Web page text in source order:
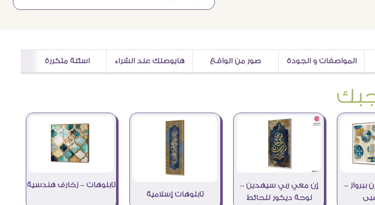
المواصفات و الجودة صور من الواقع هايوصلك عند الشراء اسئلة متكررة
ببرواز –
إن معي ربي سيهدين –
لوحة ديكور للحائط
تابلوهات إسلامية
تابلوهات – زخارف هندسية